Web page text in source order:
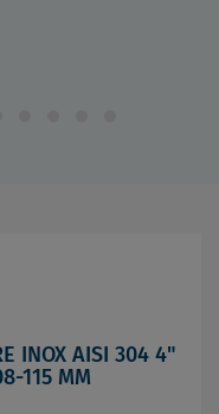
INOX AISI 304 4"
115 MM